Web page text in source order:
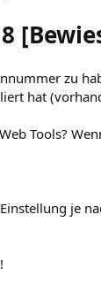
zu
hat
Tools?
je